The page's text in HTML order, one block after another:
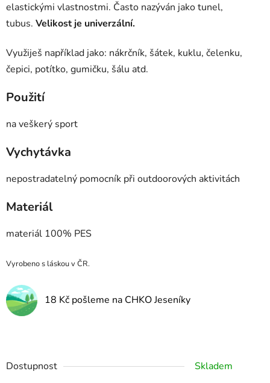
elastickými vlastnostmi. Často nazýván jako tunel,
tubus. Velikost je univerzální.
Využiješ například jako: nákrčník, šátek, kuklu, čelenku,
čepici, potítko, gumičku, šálu atd.
Použití
na veškerý sport
Vychytávka
nepostradatelný pomocník při outdoorových aktivitách
Materiál
materiál 100% PES
Vyrobeno s láskou v ČR.
18 Kč pošleme na CHKO Jeseníky
Dostupnost Skladem